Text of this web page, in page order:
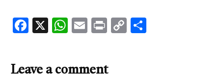
Facebook
X WhatsApp
EmailPrintCopy
Leave a comment